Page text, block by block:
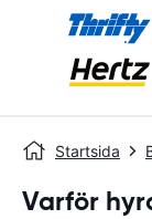
Startsida
Varför